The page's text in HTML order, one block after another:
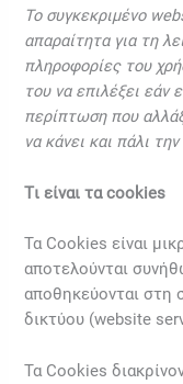
To συγκεκριμένο
απαραίτητα για τη
πληροφορίες του
του να επιλέξει εάν
περίπτωση που
να κάνει και πάλι
Tι είναι τα cookies
Τα Cookies είναι
αποτελούνται
αποθηκεύονται στη
δικτύου (website
Τα Cookies